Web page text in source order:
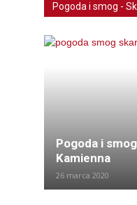
Pogoda i smog -
Pogoda i
Kamienna
26 marca 2020